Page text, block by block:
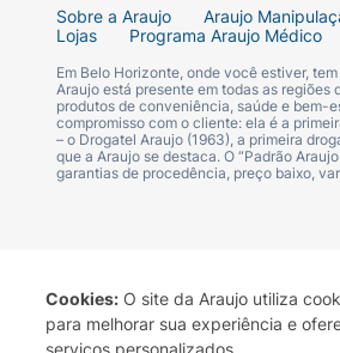
Cookies: O site da Araujo utiliza
para melhorar sua experiência e
serviços personalizados.
Material:Alumínio
Capacidade:690ml.
Tipo de Tampa:
Sobre a Araujo Araujo
Lojas
Programa Araujo Médico
Em Belo Horizonte, onde você estiver,
Araujo está presente em todas as
produtos de conveniência, saúde e bem-
compromisso com o cliente: ela é a
– o Drogatel Araujo (1963), a primeira
que a Araujo se destaca. O “Padrão
garantias de procedência, preço baixo,
Termo de Uso Portal da Privacidade